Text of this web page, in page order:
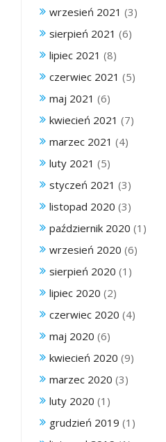
wrzesień 2021 (3)
sierpień 2021 (6)
lipiec 2021 (8)
czerwiec 2021 (5)
maj 2021 (6)
kwiecień 2021 (7)
marzec 2021 (4)
luty 2021 (5)
styczeń 2021 (3)
listopad 2020 (3)
październik 2020 (1)
wrzesień 2020 (6)
sierpień 2020 (1)
lipiec 2020 (2)
czerwiec 2020 (4)
maj 2020 (6)
kwiecień 2020 (9)
marzec 2020 (3)
luty 2020 (1)
grudzień 2019 (1)